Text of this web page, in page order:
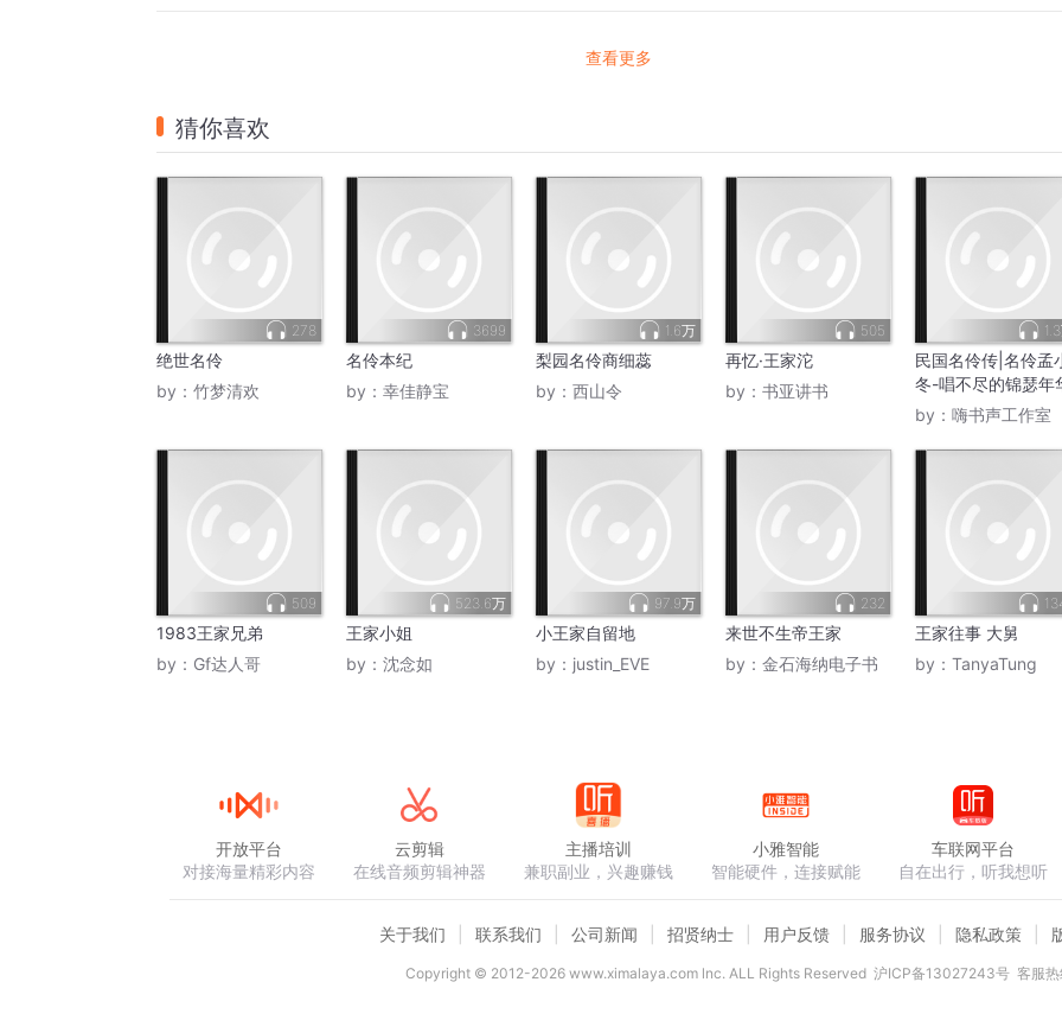
查看更多
猜你喜欢
278
绝世名伶
by： 竹梦清欢
3699
名伶本纪
by： 幸佳静宝
1.6万
梨园名伶商细蕊
by： 西山令
505
再忆·王家沱
by： 书亚讲书
民国名伶传|名伶孟
冬-唱不尽的锦瑟年
by： 嗨书声工作室
509
1983王家兄弟
by： Gf达人哥
523.6万
王家小姐
by： 沈念如
97.9万
小王家自留地
by： justin_EVE
232
来世不生帝王家
by： 金石海纳电子书
王家往事 大舅
by： TanyaTung
开放平台
对接海量精彩内容
云剪辑
在线音频剪辑神器
主播培训
兼职副业，兴趣赚钱
小雅智能
智能硬件，连接赋能
车联网平台
自在出行，听我想听
关于我们 联系我们 公司新闻 招贤纳士 用户反馈 服务协议 隐私政策
Copyright © 2012-2026www.ximalaya.com lnc. ALL Rights Reserved 沪ICP备13027243号 客服